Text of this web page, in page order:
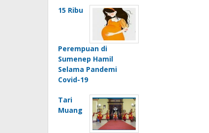
15 Ribu
Perempuan di
Sumenep Hamil
Selama Pandemi
Covid-19
Tari
Muang